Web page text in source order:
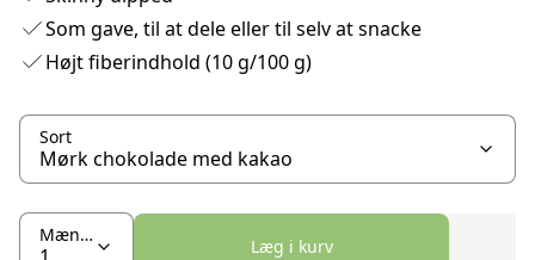
Som gave, til at dele eller til selv at snacke
Højt fiberindhold (10 g/100 g)
Sort
Mængde
Læg i kurv